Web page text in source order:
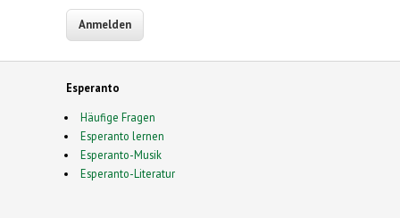
Esperanto
Häufige Fragen
Esperanto lernen
Esperanto-Musik
Esperanto-Literatur